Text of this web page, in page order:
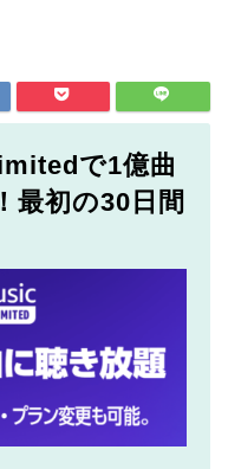
で1億曲
最初の30日間